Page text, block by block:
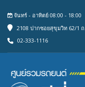
จันทร์ - อาทิตย์ 08:00 - 18:00
2108 ปากซอยสุขุมวิท 62/1
02-333-1116